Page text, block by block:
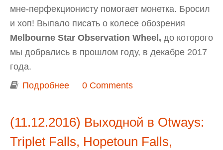
мне-перфекционисту помогает монетка. Бросил
и хоп! Выпало писать о колесе обозрения
Melbourne Star Observation Wheel, до которого
мы добрались в прошлом году, в декабре 2017
года.
Подробнее о Достопримечательности
0 Comments
(11.12.2016) Выходной в Otways:
Triplet Falls, Hopetoun Falls,